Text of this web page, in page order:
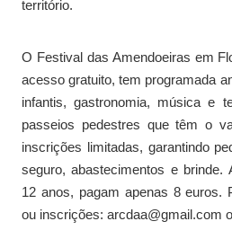
território.
O Festival das Amendoeiras em
acesso gratuito, tem programada
infantis, gastronomia, música e
passeios pedestres que têm o
inscrições limitadas, garantindo
seguro, abastecimentos e
12 anos, pagam apenas 8 euros.
ou inscrições: arcdaa@gmail.com